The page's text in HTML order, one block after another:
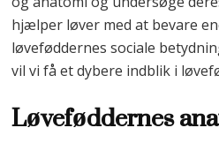
hjælper løver med at bevare
løveføddernes sociale
vil vi få et dybere indblik i
Løveføddernes